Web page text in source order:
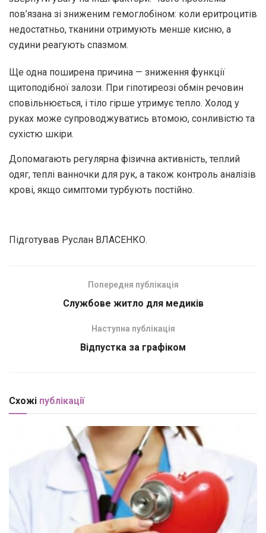
пов’язана зі зниженим гемоглобіном: коли еритроцитів
недостатньо, тканини отримують менше кисню, а
судини реагують спазмом.
Ще одна поширена причина — зниження функції
щитоподібної залози. При гіпотиреозі обмін речовин
сповільнюється, і тіло гірше утримує тепло. Холод у
руках може супроводжуватись втомою, сонливістю та
сухістю шкіри.
Допомагають регулярна фізична активність, теплий
одяг, теплі ванночки для рук, а також контроль аналізів
крові, якщо симптоми турбують постійно.
Підготував Руслан ВЛАСЕНКО.
Попередня публікація
Службове житло для медиків
Наступна публікація
Відпустка за графіком
Схожі публікації